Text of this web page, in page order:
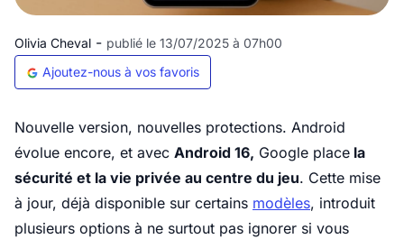
Olivia Cheval - publié le 13/07/2025 à 07h00
Ajoutez-nous à vos favoris
Nouvelle version, nouvelles protections. Android
évolue encore, et avec Android 16, Google place la
sécurité et la vie privée au centre du jeu. Cette mise
à jour, déjà disponible sur certains modèles, introduit
plusieurs options à ne surtout pas ignorer si vous